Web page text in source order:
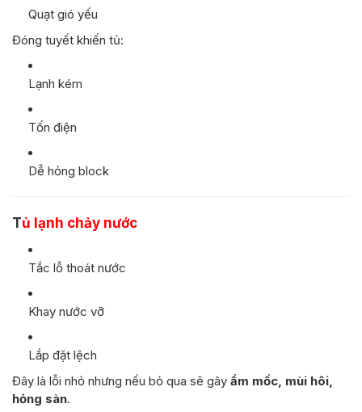
Quạt gió yếu
Đóng tuyết khiến tủ:
Lạnh kém
Tốn điện
Dễ hỏng block
Tủ lạnh chảy nước
Tắc lỗ thoát nước
Khay nước vỡ
Lắp đặt lệch
Đây là lỗi nhỏ nhưng nếu bỏ qua sẽ gây ẩm mốc, mùi hôi,
hỏng sàn.